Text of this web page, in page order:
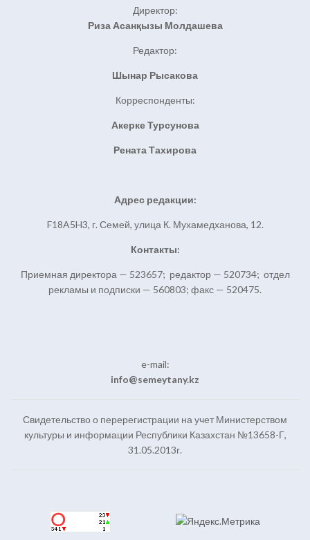
Директор:
Риза Асанқызы Молдашева
Редактор:
Шынар Рысакова
Корреспонденты:
Акерке Турсунова
Рената Тахирова
Адрес редакции:
F18A5H3, г. Семей, улица К. Мухамедханова, 12.
Контакты:
Приемная директора — 523657; редактор — 520734; отдел
рекламы и подписки — 560803; факс — 520475.
e-mail:
info@semeytany.kz
Свидетельство о перерегистрации на учет Министерством
культуры и информации Республики Казахстан №13658-Г,
31.05.2013г.